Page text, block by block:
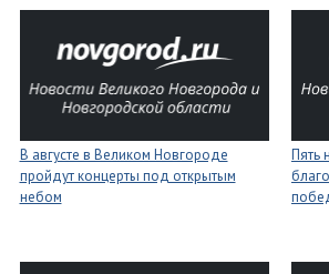
В августе в Великом Новгороде
пройдут концерты под открытым
небом
Пять